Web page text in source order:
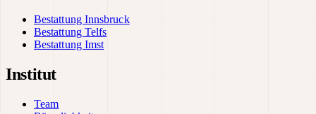
Bestattung Innsbruck
Bestattung Telfs
Bestattung Imst
Institut
Team